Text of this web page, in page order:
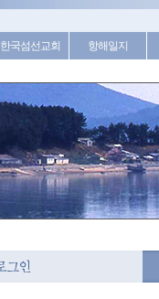
한국섬선교회 항해일지